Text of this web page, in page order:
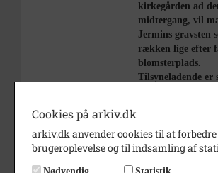
kirkegården ad
midtergang, vil
Jermins gravsten
rækken lige efter
blomsterplads.
Tilsyneladende er
kan man ane de
bogstaver, og ved
Cookies på arkiv.dk
arkiv.dk anvender cookies til at
brugeroplevelse og til indsamling af